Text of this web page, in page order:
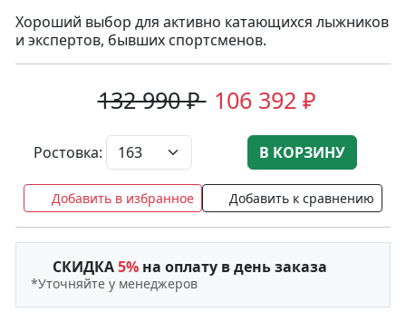
Хороший выбор для активно катающихся лыжников
и экспертов, бывших спортсменов.
132 990 ₽ 106 392 ₽
Ростовка: В КОРЗИНУ
Добавить в избранное Добавить к сравнению
СКИДКА5% на оплату в день заказа
*Уточняйте у менеджеров